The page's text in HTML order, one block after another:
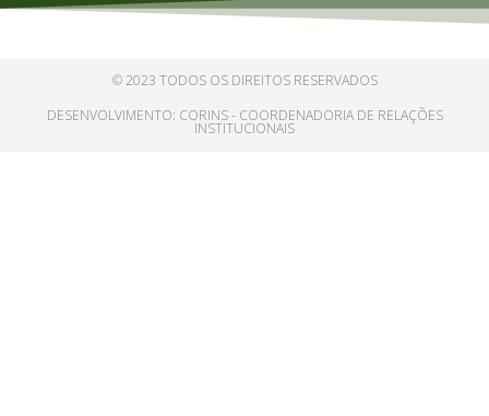
© 2023 TODOS OS DIREITOS RESERVADOS
DESENVOLVIMENTO: CORINS - COORDENADORIA DE RELAÇÕES
INSTITUCIONAIS